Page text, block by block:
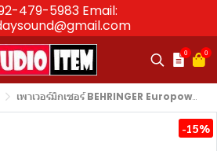
479-5983 Email:
0 0
เพาเวอร์มิกเซอร์ BEHRINGER Europower PMP550M Powered Mixer
-15%